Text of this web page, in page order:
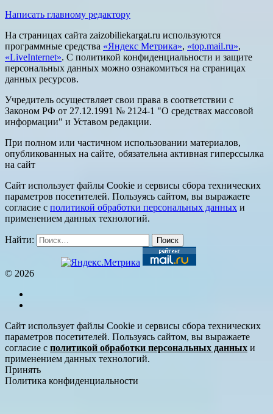
Написать главному редактору
На страницах сайта zaizobiliekargat.ru используются
программные средства «Яндекс Метрика», «top.mail.ru»,
«LiveInternet». С политикой конфиденциальности и защите
персональных данных можно ознакомиться на страницах
данных ресурсов.
Учредитель осуществляет свои права в соответствии с
Законом РФ от 27.12.1991 № 2124-1 "О средствах массовой
информации" и Уставом редакции.
При полном или частичном использовании материалов,
опубликованных на сайте, обязательна активная гиперссылка
на сайт
Сайт использует файлы Cookie и сервисы сбора технических
параметров посетителей. Пользуясь сайтом, вы выражаете
согласие с политикой обработки персональных данных и
применением данных технологий.
Найти:
© 2026
Сайт использует файлы Cookie и сервисы сбора технических
параметров посетителей. Пользуясь сайтом, вы выражаете
согласие с политикой обработки персональных данных и
применением данных технологий.
Принять
Политика конфиденциальности